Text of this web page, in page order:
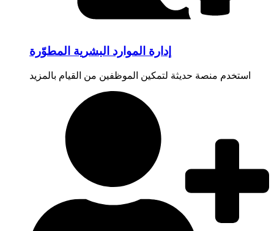
إدارة الموارد البشرية المطوّرة
استخدم منصة حديثة لتمكين الموظفين من القيام بالمزيد